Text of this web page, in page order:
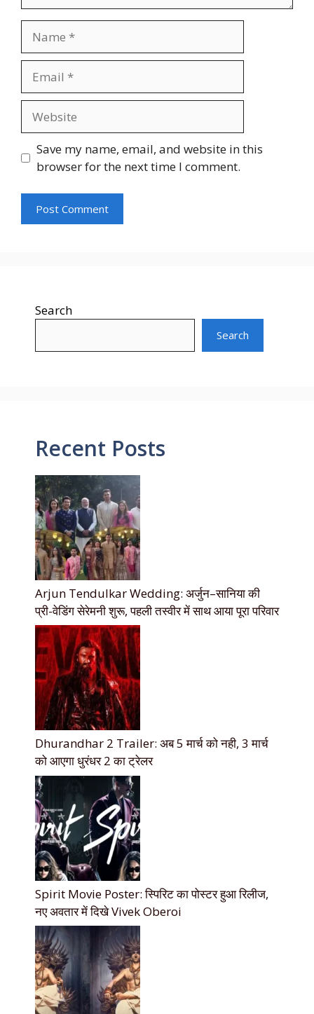
Save my name, email, and website in this
browser for the next time I comment.
Search
Search
Recent Posts
Arjun Tendulkar Wedding: अर्जुन–सानिया की
प्री-वेडिंग सेरेमनी शुरू, पहली तस्वीर में साथ आया पूरा परिवार
Dhurandhar 2 Trailer: अब 5 मार्च को नही, 3 मार्च
को आएगा धुरंधर 2 का ट्रेलर
Spirit Movie Poster: स्पिरिट का पोस्टर हुआ रिलीज,
नए अवतार में दिखे Vivek Oberoi